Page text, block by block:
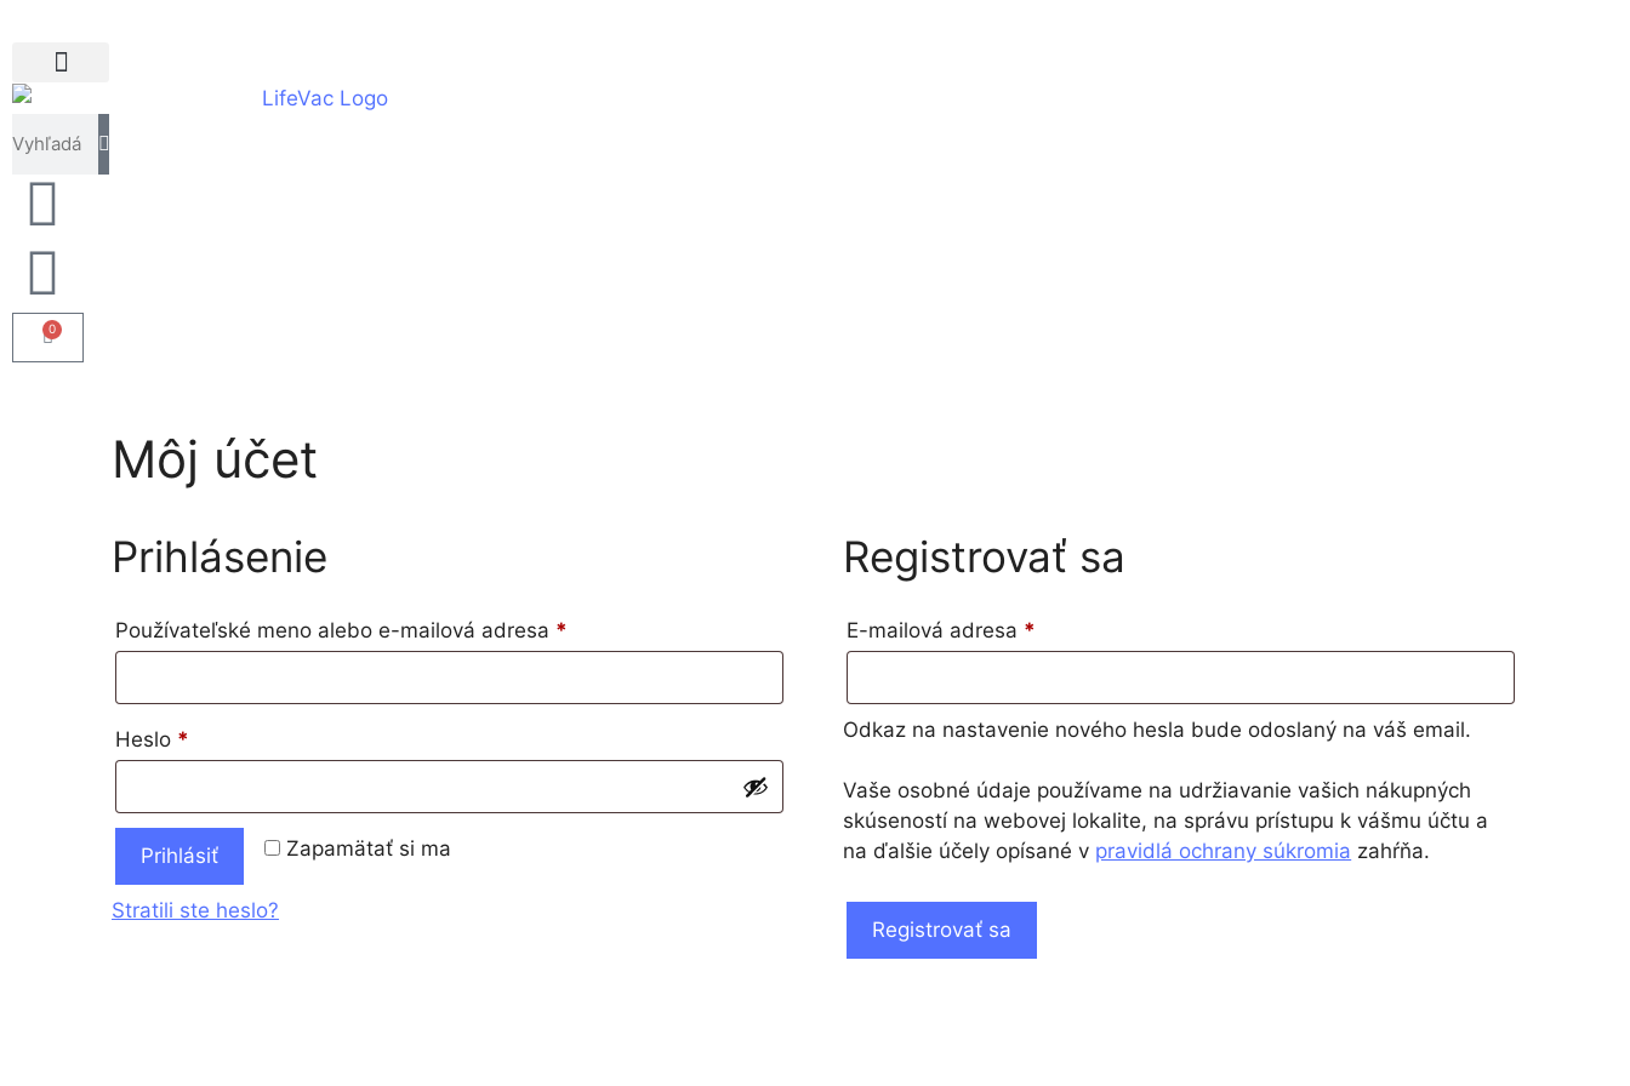
0
Môj účet
Prihlásenie
Používateľské meno alebo e-mailová adresa *
Heslo *
Zapamätať si ma
Prihlásiť
Stratili ste heslo?
Registrovať sa
E-mailová adresa *
Odkaz na nastavenie nového hesla bude odoslaný na váš email.
Vaše osobné údaje používame na udržiavanie vašich nákupných
skúseností na webovej lokalite, na správu prístupu k vášmu účtu a
na ďalšie účely opísané v pravidlá ochrany súkromia zahŕňa.
Registrovať sa